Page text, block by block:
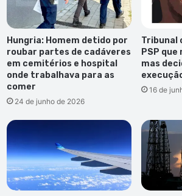
Hungria: Homem detido por
roubar partes de cadáveres
em cemitérios e hospital
onde trabalhava para as
comer
24 de junho de 2026
Tribunal
PSP
mas
16 de